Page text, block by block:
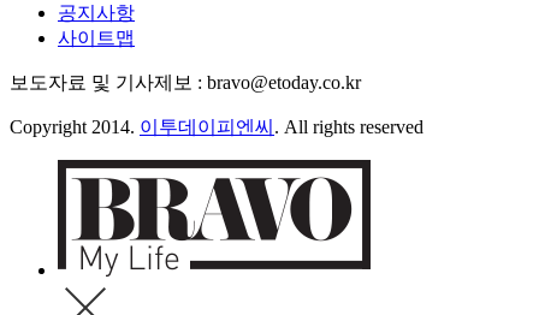
공지사항
사이트맵
보도자료 및 기사제보 : bravo@etoday.co.kr
Copyright 2014. 이투데이피엔씨 . All rights reserved